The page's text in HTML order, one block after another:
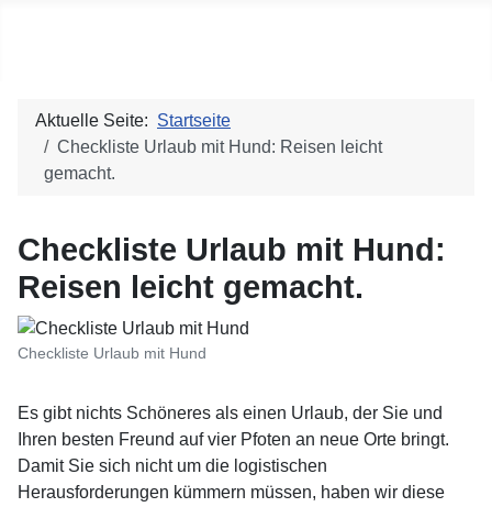
Aktuelle Seite: Startseite
Checkliste Urlaub mit Hund: Reisen leicht
gemacht.
Checkliste Urlaub mit Hund:
Reisen leicht gemacht.
Checkliste Urlaub mit Hund
Es gibt nichts Schöneres als einen Urlaub, der Sie und
Ihren besten Freund auf vier Pfoten an neue Orte bringt.
Damit Sie sich nicht um die logistischen
Herausforderungen kümmern müssen, haben wir diese